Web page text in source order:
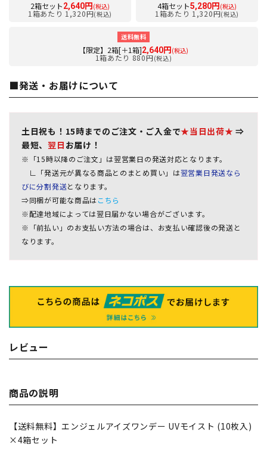
2箱セット2,640円 (税込)
1箱あたり 1,320円(税込)
4箱セット5,280円 (税込)
1箱あたり 1,320円(税込)
送料無料
【限定】2箱[＋1箱]2,640円 (税込)
1箱あたり 880円(税込)
■発送・お届けについて
土日祝も！15時までのご注文・ご入金で★当日出荷★ ⇒
最短、翌日 お届け！
※「15時以降のご注文」は翌営業日の発送対応となります。
∟「発送元が異なる商品とのまとめ買い」は翌営業日発送なら
びに分割発送となります。
⇒同梱が可能な商品はこちら
※配達地域によっては翌日届かない場合がございます。
※「前払い」のお支払い方法の場合は、お支払い確認後の発送と
なります。
レビュー
商品の説明
【送料無料】エンジェルアイズワンデー UVモイスト (10枚入)
×4箱セット